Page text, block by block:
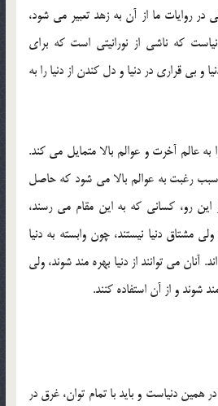
روایات ما از آن به زهد تعبیر می شود،
که ناشی از نورانیتی است كه برای
و بی قراری در دنیا و دل كندن از دنیا را به
به عالم آخرت و عوالم بالا متمایل می کند.
سبب رغبت به عوالم بالا می شود که حاصل
رو، کسانی كه به این مقام می رسند،
مشتاق دنیا نیستند، چون وابسته به دنیا
آنان می توانند از دنیا بهره مند شوند، ولی
شوند و از آن استفاده کنند.
دنیاست و باید با تمام توان، غرق در